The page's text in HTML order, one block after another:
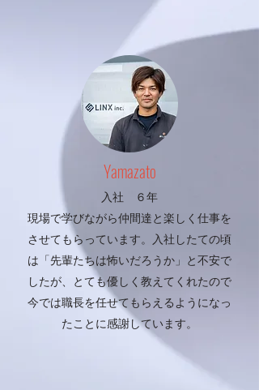
​Yamazato
入社 ６年
現場で学びながら仲間達と楽しく仕事を
させてもらっています。入社したての頃
は「先輩たちは怖いだろうか」と不安で
したが、とても優しく教えてくれたので
今では職長を任せてもらえるようになっ
たことに感謝しています。